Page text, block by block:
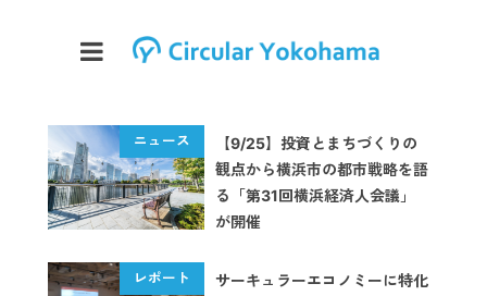
【9/25】投資とまちづくりの
観点から横浜市の都市戦略を語
る「第31回横浜経済人会議」
が開催
サーキュラーエコノミーに特化